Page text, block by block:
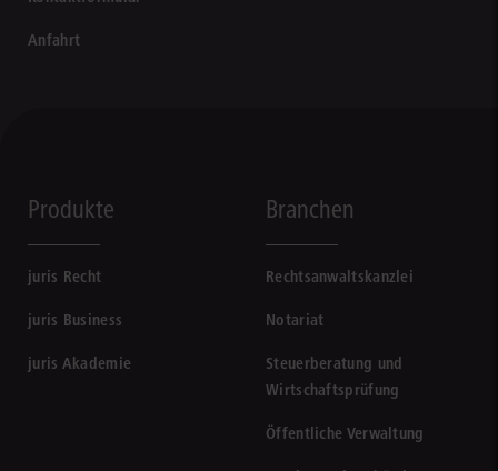
Anfahrt
Produkte
juris Recht
juris Business
juris Akademie
Branchen
Rechtsanwaltskanzlei
Notariat
Steuerberatung und
Wirtschaftsprüfung
Öffentliche Verwaltung